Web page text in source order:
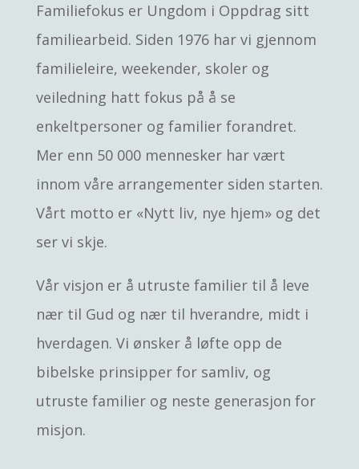
Familiefokus er Ungdom i Oppdrag sitt
familiearbeid. Siden 1976 har vi gjennom
familieleire, weekender, skoler og
veiledning hatt fokus på å se
enkeltpersoner og familier forandret.
Mer enn 50 000 mennesker har vært
innom våre arrangementer siden starten.
Vårt motto er «Nytt liv, nye hjem» og det
ser vi skje.
Vår visjon er å utruste familier til å leve
nær til Gud og nær til hverandre, midt i
hverdagen. Vi ønsker å løfte opp de
bibelske prinsipper for samliv, og
utruste familier og neste generasjon for
misjon.